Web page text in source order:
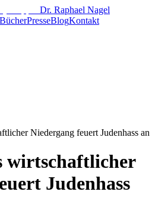
Dr. Raphael Nagel
BücherPresseBlogKontakt
Niedergang feuert Judenhass an
wirtschaftlicher
Judenhass